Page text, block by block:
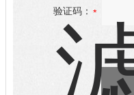
验证码：